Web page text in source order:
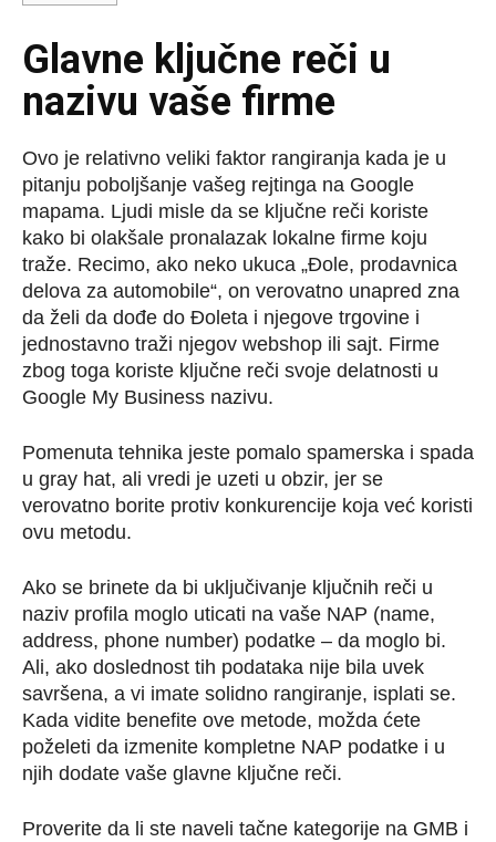
Glavne ključne reči u
nazivu vaše firme
Ovo je relativno veliki faktor rangiranja kada je u
pitanju poboljšanje vašeg rejtinga na Google
mapama. Ljudi misle da se ključne reči koriste
kako bi olakšale pronalazak lokalne firme koju
traže. Recimo, ako neko ukuca „Đole, prodavnica
delova za automobile“, on verovatno unapred zna
da želi da dođe do Đoleta i njegove trgovine i
jednostavno traži njegov webshop ili sajt. Firme
zbog toga koriste ključne reči svoje delatnosti u
Google My Business nazivu.
Pomenuta tehnika jeste pomalo spamerska i spada
u gray hat, ali vredi je uzeti u obzir, jer se
verovatno borite protiv konkurencije koja već koristi
ovu metodu.
Ako se brinete da bi uključivanje ključnih reči u
naziv profila moglo uticati na vaše NAP (name,
address, phone number) podatke – da moglo bi.
Ali, ako doslednost tih podataka nije bila uvek
savršena, a vi imate solidno rangiranje, isplati se.
Kada vidite benefite ove metode, možda ćete
poželeti da izmenite kompletne NAP podatke i u
njih dodate vaše glavne ključne reči.
Proverite da li ste naveli tačne kategorije na GMB i